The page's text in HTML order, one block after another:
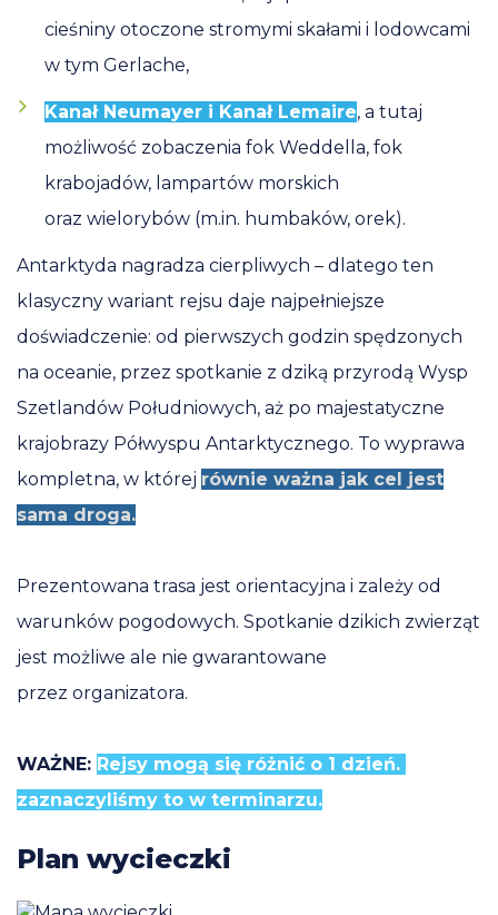
cieśniny otoczone stromymi skałami i lodowcami
w tym Gerlache,
Kanał Neumayer i Kanał Lemaire, a tutaj
możliwość zobaczenia fok Weddella, fok
krabojadów, lampartów morskich
oraz wielorybów (m.in. humbaków, orek).
Antarktyda nagradza cierpliwych – dlatego ten
klasyczny wariant rejsu daje najpełniejsze
doświadczenie: od pierwszych godzin spędzonych
na oceanie, przez spotkanie z dziką przyrodą Wysp
Szetlandów Południowych, aż po majestatyczne
krajobrazy Półwyspu Antarktycznego. To wyprawa
kompletna, w której równie ważna jak cel jest
sama droga.
Prezentowana trasa jest orientacyjna i zależy od
warunków pogodowych. Spotkanie dzikich zwierząt
jest możliwe ale nie gwarantowane
przez organizatora.
WAŻNE: Rejsy mogą się różnić o 1 dzień.
zaznaczyliśmy to w terminarzu.
Plan wycieczki